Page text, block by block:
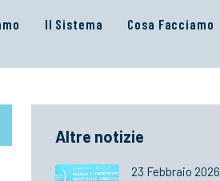
Il Sistema Cosa Facciamo
Altre notizie
23 Febbraio 2026